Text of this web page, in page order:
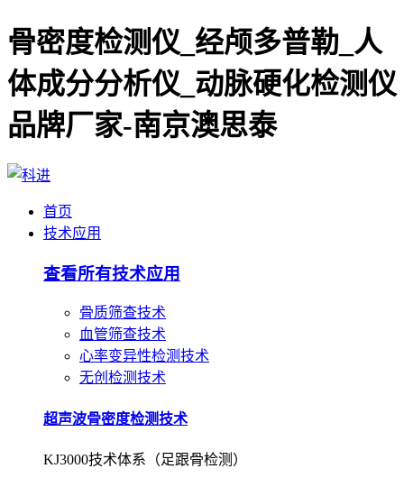
骨密度检测仪_经颅多普勒_人
体成分分析仪_动脉硬化检测仪
品牌厂家-南京澳思泰
首页
技术应用
查看所有技术应用
骨质筛查技术
血管筛查技术
心率变异性检测技术
无创检测技术
超声波骨密度检测技术
KJ3000技术体系（足跟骨检测）